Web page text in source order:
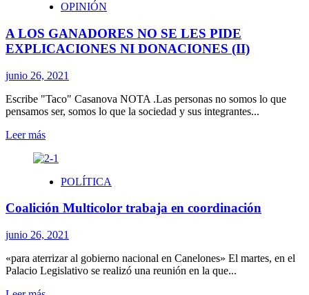
TIEMPOS
LA
POST
PANDEMIA
OPINIÓN
A LOS GANADORES NO SE LES PIDE
EXPLICACIONES NI DONACIONES (II)
junio 26, 2021
Escribe "Taco" Casanova NOTA .Las personas no somos lo que
pensamos ser, somos lo que la sociedad y sus integrantes...
Leer másLeer
sobre
LOS
NO
LES
EXPLICACIONES
NI
POLÍTICA
Coalición Multicolor trabaja en coordinación
junio 26, 2021
«para aterrizar al gobierno nacional en Canelones» El martes, en el
Palacio Legislativo se realizó una reunión en la que...